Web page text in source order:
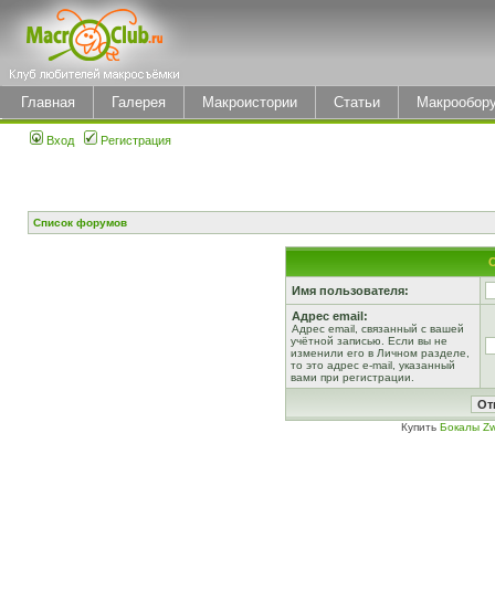
Главная Галерея Макроистории Статьи
Вход Регистрация
Список форумов
Имя пользователя:
Адрес email:
Адрес email, связанный с вашей
учётной записью. Если вы не
изменили его в Личном разделе,
то это адрес e-mail, указанный
вами при регистрации.
Купить Бокалы